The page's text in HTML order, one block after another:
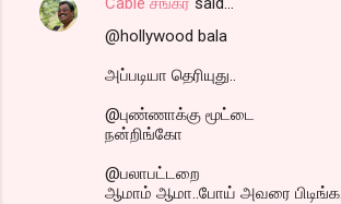
@hollywood bala
அப்படியா தெரியுது..
@புண்ணாக்கு மூட்டை
நன்றிங்கோ
@பலாபட்டறை
ஆமாம் ஆமா..போய் அவரை பிடிங்க..